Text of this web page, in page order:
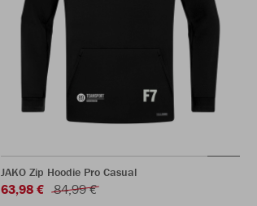
JAKO Zip Hoodie Pro Casual
63,98 € 84,99 €